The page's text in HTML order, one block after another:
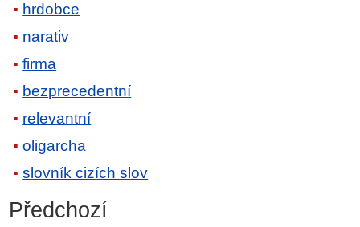
hrdobce
narativ
firma
bezprecedentní
relevantní
oligarcha
slovník cizích slov
Předchozí